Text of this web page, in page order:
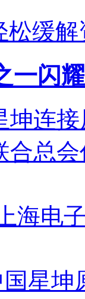
松缓
一闪
坤连
合总
海电
星坤